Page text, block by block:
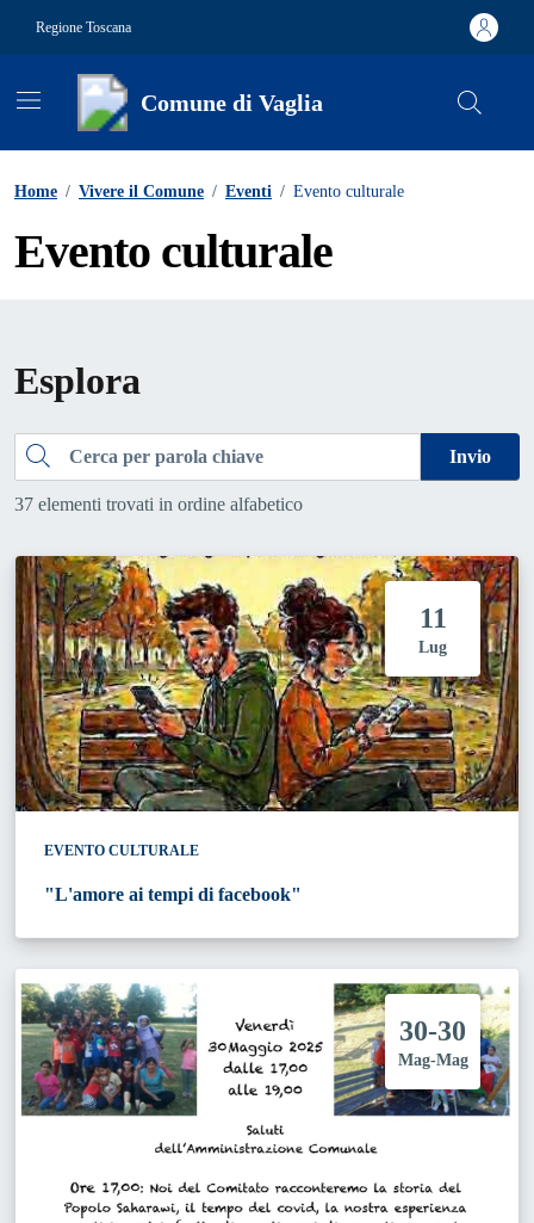
Regione Toscana
Comune di Vaglia
Home / Vivere il Comune / Eventi / Evento culturale
Evento culturale
Esplora
Cerca Invio
37 elementi trovati in ordine alfabetico
11
Lug
EVENTO CULTURALE
"L'amore ai tempi di facebook"
30-30
Mag-Mag